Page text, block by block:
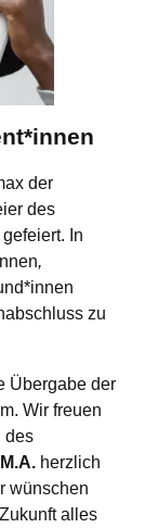
der
des
In
zu
Übergabe der
Wir freuen
des
herzlich
wünschen
alles